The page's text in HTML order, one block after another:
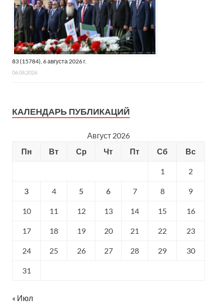
83 (15784), 6 августа 2026 г.
06.08.2026
КАЛЕНДАРЬ ПУБЛИКАЦИЙ
Август 2026
Пн
Вт Ср Чт Пт Сб Вс
1 2
3 4 5 6 7 8 9
10 11 12 13 14 15 16
17 18 19 20 21 22 23
24 25 26 27 28 29 30
31
« Июл